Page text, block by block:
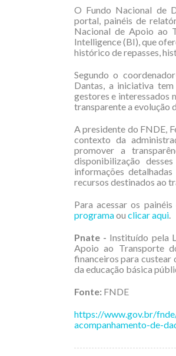
O Fundo Nacional de
portal, painéis de
Nacional de Apoio ao
Intelligence (BI), que
histórico de repasses,
Segundo o
Dantas, a iniciativa
gestores e interessados
transparente a evolução
A presidente do FNDE,
contexto da
promover a
disponibilização
informações
recursos destinados ao
Para acessar os
programaou clicar aqui.
Pnate - Instituído pela
Apoio ao Transporte
financeiros para custear
da educação básica
Fonte: FNDE
https://www.gov.br/
acompanhamento-de-